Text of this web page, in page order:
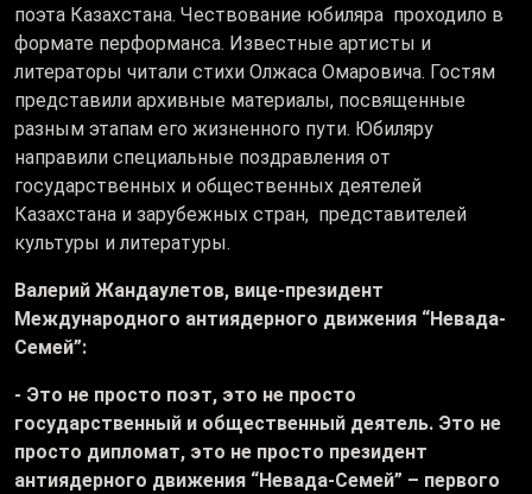
поэта Казахстана. Чествование юбиляра проходило в
формате перформанса. Известные артисты и
литераторы читали стихи Олжаса Омаровича. Гостям
представили архивные материалы, посвященные
разным этапам его жизненного пути. Юбиляру
направили специальные поздравления от
государственных и общественных деятелей
Казахстана и зарубежных стран, представителей
культуры и литературы.
Валерий Жандаулетов, вице-президент
Международного антиядерного движения “Невада-
Семей”:
- Это не просто поэт, это не просто
государственный и общественный деятель. Это не
просто дипломат, это не просто президент
антиядерного движения “Невада-Семей” – первого